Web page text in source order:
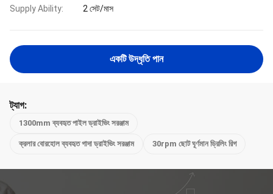
Supply Ability: 2 সেট/মাস
একটি উদ্ধৃতি পান
ট্যাগ:
1300mm ব্যবহৃত পাইল ড্রাইভিং সরঞ্জাম
ক্রলার বোরহোল ব্যবহৃত গাদা ড্রাইভিং সরঞ্জাম 30rpm ছোট ঘূর্ণমান ড্রিলিং রিগ